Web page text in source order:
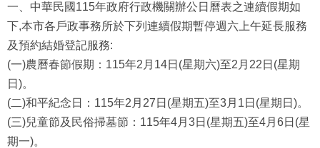
一、中華民國115年政府行政機關辦公日曆表之連續假期如
下,本市各戶政事務所於下列連續假期暫停週六上午延長服務
及預約結婚登記服務:
(一)農曆春節假期：115年2月14日(星期六)至2月22日(星期
日)。
(二)和平紀念日：115年2月27日(星期五)至3月1日(星期日)。
(三)兒童節及民俗掃墓節：115年4月3日(星期五)至4月6日(星
期一)。